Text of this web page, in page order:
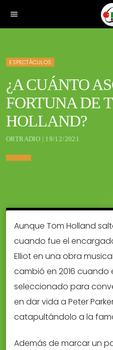
menu
ESPECTÁCULOS
¿A CUÁNTO
FORTUNA DE
HOLLAND?
ORTRADIO | 19/12/2021
Aunque Tom Holland
cuando fue el
Elliot en una obra
cambió en 2016 cuando
seleccionado para
en dar vida a Peter
catapultándolo a la
Además de marcar un